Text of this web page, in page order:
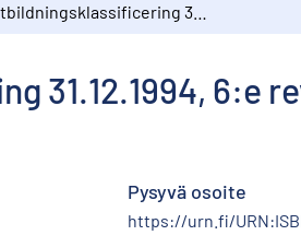
31.12.1994, 6:e
Pysyvä osoite
https://urn.fi/